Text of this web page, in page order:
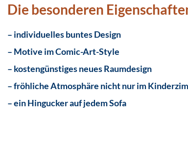
Die besonderen
– individuelles buntes Design
– Motive im Comic-Art-Style
– kostengünstiges neues Raumdesign
– fröhliche Atmosphäre nicht nur im
– ein Hingucker auf jedem Sofa